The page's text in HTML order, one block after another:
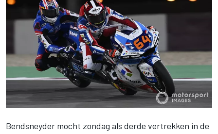
Bendsneyder mocht zondag als derde vertrekken in de